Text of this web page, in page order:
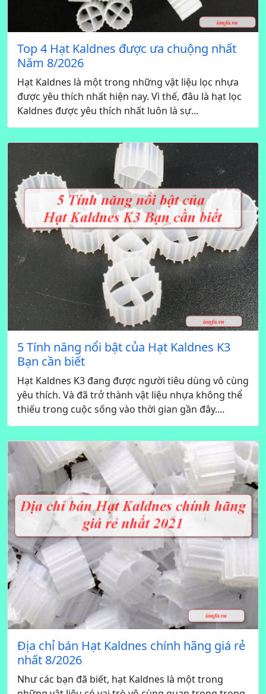
Top 4 Hạt Kaldnes được ưa chuộng nhất
Năm 8/2026
Hạt Kaldnes là một trong những vật liệu lọc nhựa
được yêu thích nhất hiện nay. Vì thế, đâu là hạt lọc
Kaldnes được yêu thích nhất luôn là sự...
5 Tính năng nổi bật của Hạt Kaldnes K3
Bạn cần biết
Hạt Kaldnes K3 đang được người tiêu dùng vô cùng
yêu thích. Và đã trở thành vật liệu nhựa không thể
thiếu trong cuộc sống vào thời gian gần đây....
Địa chỉ bán Hạt Kaldnes chính hãng giá rẻ
nhất 8/2026
Như các bạn đã biết, hạt Kaldnes là một trong